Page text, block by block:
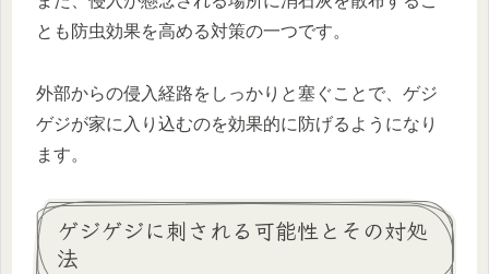
とも防虫効果を高める対策の一つです。
外部からの侵入経路をしっかりと塞ぐことで、ゲジ
ゲジが家に入り込むのを効果的に防げるようになり
ます。
ゲジゲジに刺される可能性とその対処
法